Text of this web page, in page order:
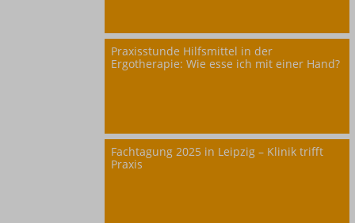
Praxisstunde Hilfsmittel in der
Ergotherapie: Wie esse ich mit einer Hand?
Fachtagung 2025 in Leipzig – Klinik trifft
Praxis